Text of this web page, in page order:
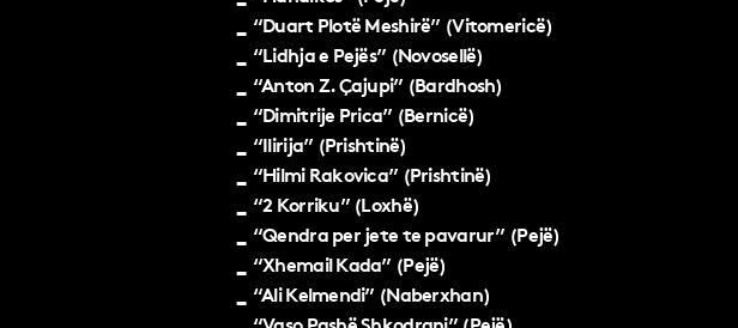
“Duart Plotë Meshirë” (Vitomericë)
“Lidhja e Pejës” (Novosellë)
“Anton Z. Çajupi” (Bardhosh)
“Dimitrije Prica” (Bernicë)
“Ilirija” (Prishtinë)
“Hilmi Rakovica” (Prishtinë)
“2 Korriku” (Loxhë)
“Qendra per jete te pavarur” (Pejë)
“Xhemail Kada” (Pejë)
“Ali Kelmendi” (Naberxhan)